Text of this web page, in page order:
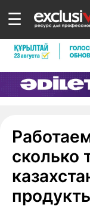
☰
сколько